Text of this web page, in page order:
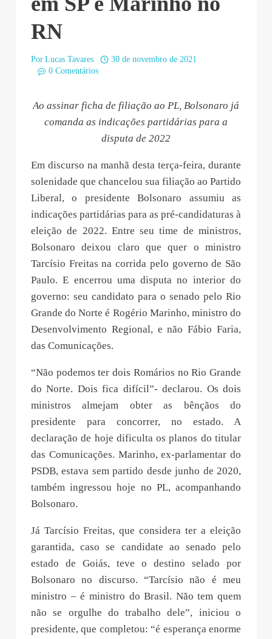
RN
Por Lucas Tavares
30 de novembro de 2021
0 Comentários
Ao assinar ficha de filiação ao PL, Bolsonaro já
comanda as indicações partidárias para a
disputa de 2022
Em discurso na manhã desta terça-feira, durante
solenidade que chancelou sua filiação ao Partido
Liberal, o presidente Bolsonaro assumiu as
indicações partidárias para as pré-candidaturas à
eleição de 2022. Entre seu time de ministros,
Bolsonaro deixou claro que quer o ministro
Tarcísio Freitas na corrida pelo governo de São
Paulo. E encerrou uma disputa no interior do
governo: seu candidato para o senado pelo Rio
Grande do Norte é Rogério Marinho, ministro do
Desenvolvimento Regional, e não Fábio Faria,
das Comunicações.
“Não podemos ter dois Romários no Rio Grande
do Norte. Dois fica difícil”- declarou. Os dois
ministros almejam obter as bênçãos do
presidente para concorrer, no estado. A
declaração de hoje dificulta os planos do titular
das Comunicações. Marinho, ex-parlamentar do
PSDB, estava sem partido desde junho de 2020,
também ingressou hoje no PL, acompanhando
Bolsonaro.
Já Tarcísio Freitas, que considera ter a eleição
garantida, caso se candidate ao senado pelo
estado de Goiás, teve o destino selado por
Bolsonaro no discurso. “Tarcísio não é meu
ministro – é ministro do Brasil. Não tem quem
não se orgulhe do trabalho dele”, iniciou o
presidente, que completou: “é esperança enorme